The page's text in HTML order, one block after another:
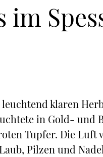
im
klaren
in Gold-
Tupfer. Die
Pilzen und